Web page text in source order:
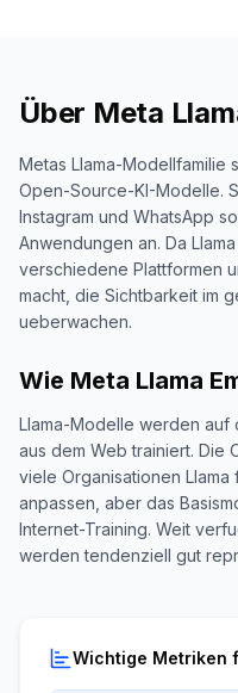
Analysen
Über Meta
Metas Llama-Modellfamilie
Open-Source-KI-Modelle.
Instagram und WhatsApp
Anwendungen an. Da
verschiedene Plattformen
macht, die Sichtbarkeit im
ueberwachen.
Wie Meta Llama
Llama-Modelle werden
aus dem Web trainiert. Die
viele Organisationen
anpassen, aber das
Internet-Training. Weit
werden tendenziell gut
Wichtige Metriken